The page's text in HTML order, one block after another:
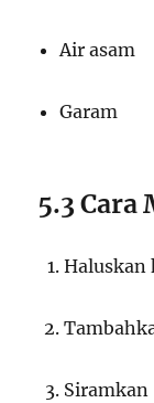
Air asam
Garam
5.3 Cara
Haluskan